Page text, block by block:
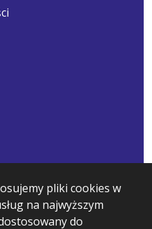
pliki cookies w
na najwyższym
do